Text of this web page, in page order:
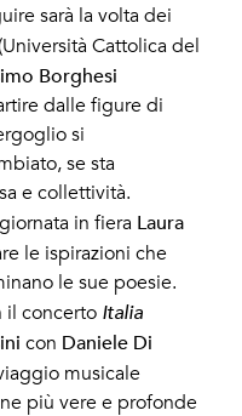
sarà la volta dei
Cattolica del
Borghesi
dalle figure di
si
se sta
e collettività.
in fiera Laura
le ispirazioni che
le sue poesie.
il concerto Italia
con Daniele Di
musicale
più vere e profonde